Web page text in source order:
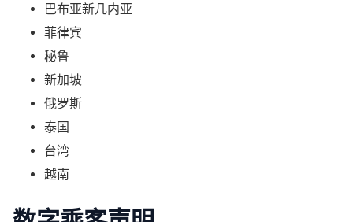
巴布亚新几内亚
菲律宾
秘鲁
新加坡
俄罗斯
泰国
台湾
越南